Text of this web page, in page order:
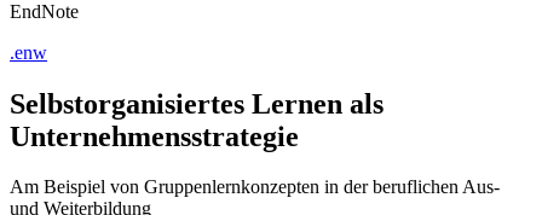
EndNote
.enw
Selbstorganisiertes Lernen als
Unternehmensstrategie
Am Beispiel von Gruppenlernkonzepten in der beruflichen Aus-
und Weiterbildung